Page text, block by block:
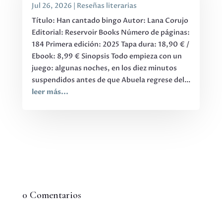
Jul 26, 2026
Reseñas literarias
Título: Han cantado bingo Autor: Lana Corujo
Editorial: Reservoir Books Número de páginas:
184 Primera edición: 2025 Tapa dura: 18,90 € /
Ebook: 8,99 € Sinopsis Todo empieza con un
juego: algunas noches, en los diez minutos
suspendidos antes de que Abuela regrese del...
leer más...
0 Comentarios